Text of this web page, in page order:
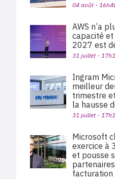
04 août -
AWS n’a
capacité et
2027 est
31 juillet -
Ingram
meilleur
trimestre
la hausse
31 juillet -
Microsoft
exercice à
et pousse
facturation